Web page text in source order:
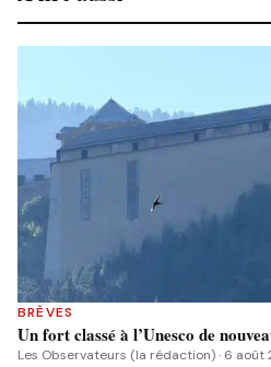
BRÈVES
Un fort classé à l’Unesco de
Les Observateurs (la rédaction) · 6 août